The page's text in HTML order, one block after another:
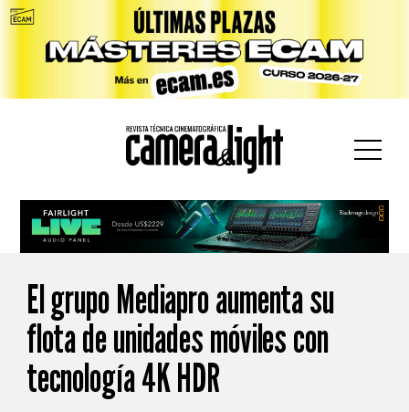
El grupo Mediapro aumenta su
flota de unidades móviles con
tecnología 4K HDR